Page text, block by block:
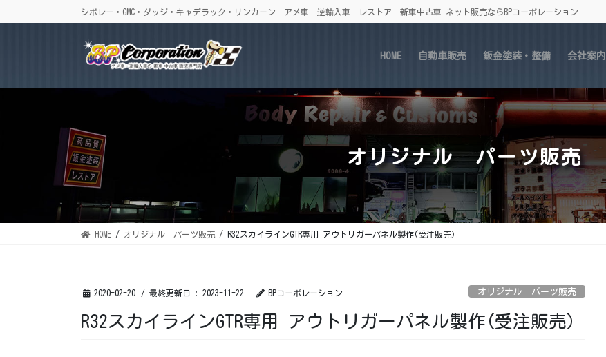
ン
に
ビ
ョ
シボレー・GMC・ダッジ・キャデラック・リンカーン アメ車 逆輸入車 レストア 新車中古車 ネット販売ならBPコーポレーション
HOME 自動車販売 鈑金塗装・整備 会社案内
オリジナル パーツ販売
HOME オリジナル パーツ販売 R32スカイラインGTR専用 アウトリガーパネル製作(受注販売）
2020-02-20 / 最終更新日 : 2023-11-22 BPコーポレーション オリジナル パーツ販売
R32スカイラインGTR専用 アウトリガーパネル製作(受注販売）